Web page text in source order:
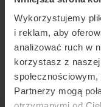
Wykorzystujemy
i reklam, aby
analizować ruch w
korzystasz z
Partnerzy mogą
Si vous avez des
contacter :